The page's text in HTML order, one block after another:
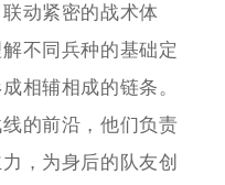
动紧密的战术体
不同兵种的基础定
相辅相成的链条。
的前沿，他们负责
，为身后的队友创